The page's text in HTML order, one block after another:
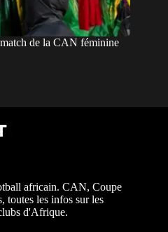
de la CAN féminine
africain. CAN, Coupe
toutes les infos sur les
d'Afrique.